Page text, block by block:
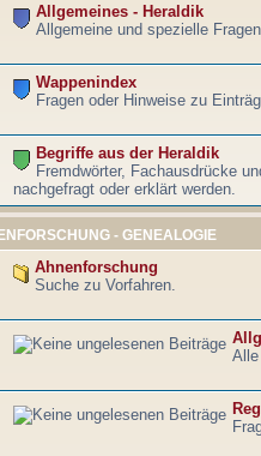
Allgemeines - Heraldik
Allgemeine und spezielle
Wappenindex
Fragen oder Hinweise zu
Begriffe aus der Heraldik
Fremdwörter, Fachausdrücke
nachgefragt oder erklärt werden.
- GENEALOGIE
Ahnenforschung
Suche zu Vorfahren.
Alle